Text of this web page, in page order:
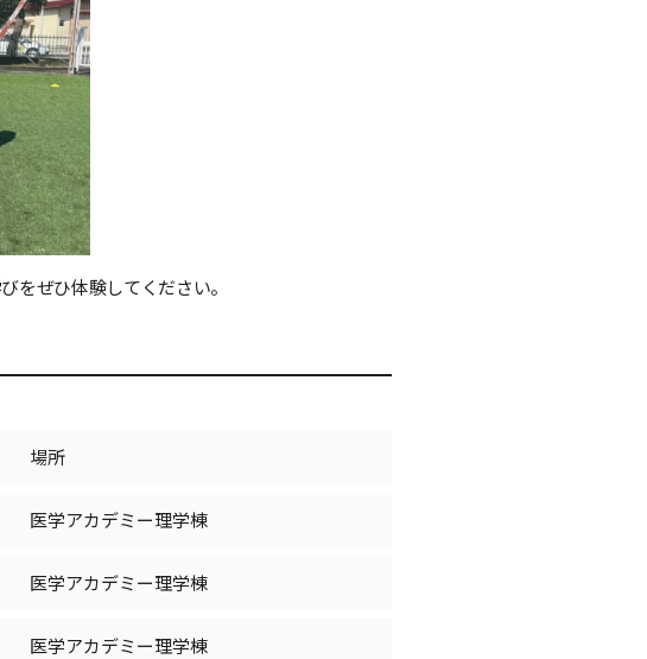
をぜひ体験してください。
場所
医学アカデミー理学棟
医学アカデミー理学棟
医学アカデミー理学棟